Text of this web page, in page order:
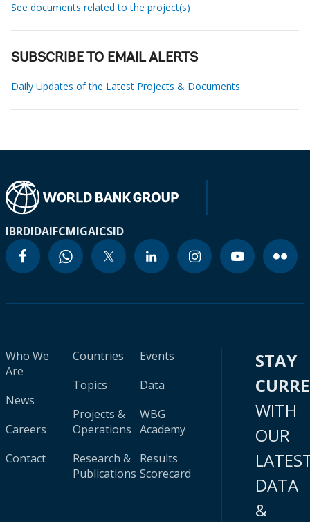
See documents related to the project(s)
SUBSCRIBE TO EMAIL ALERTS
Daily Updates of the Latest Projects & Documents
IBRDIDAIFCMIGAICSID
Who We
Are
News
Careers
Contact
Countries
Topics
Projects &
Operations
Research &
Publications
Events
Data
WBG
Academy
Results
Scorecard
STAY
WITH
OUR
DATA
&